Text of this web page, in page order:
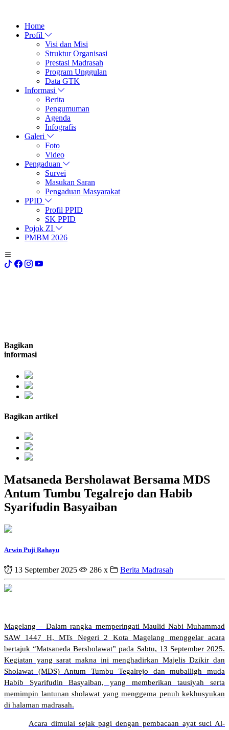
Home
Profil
Visi dan Misi
Struktur Organisasi
Prestasi Madrasah
Program Unggulan
Data GTK
Informasi
Berita
Pengumuman
Agenda
Infografis
Galeri
Foto
Video
Pengaduan
Survei
Masukan Saran
Pengaduan Masyarakat
PPID
Profil PPID
SK PPID
Pojok ZI
PMBM 2026
Bagikan
informasi
Bagikan artikel
Matsaneda Bersholawat Bersama MDS
Antum Tumbu Tegalrejo dan Habib
Syarifudin Basyaiban
Arwin Puji Rahayu
13 September 2025 286 x Berita Madrasah
Magelang – Dalam rangka memperingati Maulid Nabi Muhammad
SAW 1447 H, MTs Negeri 2 Kota Magelang menggelar acara
bertajuk “Matsaneda Bersholawat” pada Sabtu, 13 September 2025.
Kegiatan yang sarat makna ini menghadirkan Majelis Dzikir dan
Sholawat (MDS) Antum Tumbu Tegalrejo dan muballigh muda
Habib Syarifudin Basyaiban, yang memberikan tausiyah serta
memimpin lantunan sholawat yang menggema penuh kekhusyukan
di halaman madrasah.
Acara dimulai sejak pagi dengan pembacaan ayat suci Al-